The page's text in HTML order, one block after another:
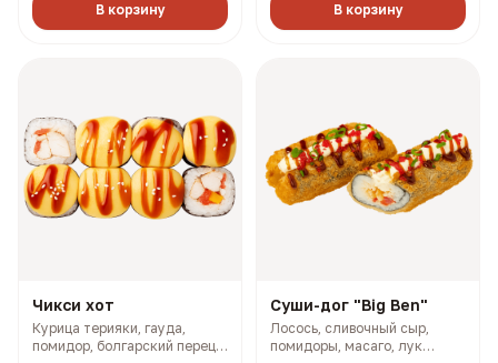
В корзину В корзину
Чикси хот
Курица терияки, гауда,
помидор, болгарский перец,
Суши-дог "Big Ben"
Лосось, сливочный сыр,
помидоры, масаго, лук